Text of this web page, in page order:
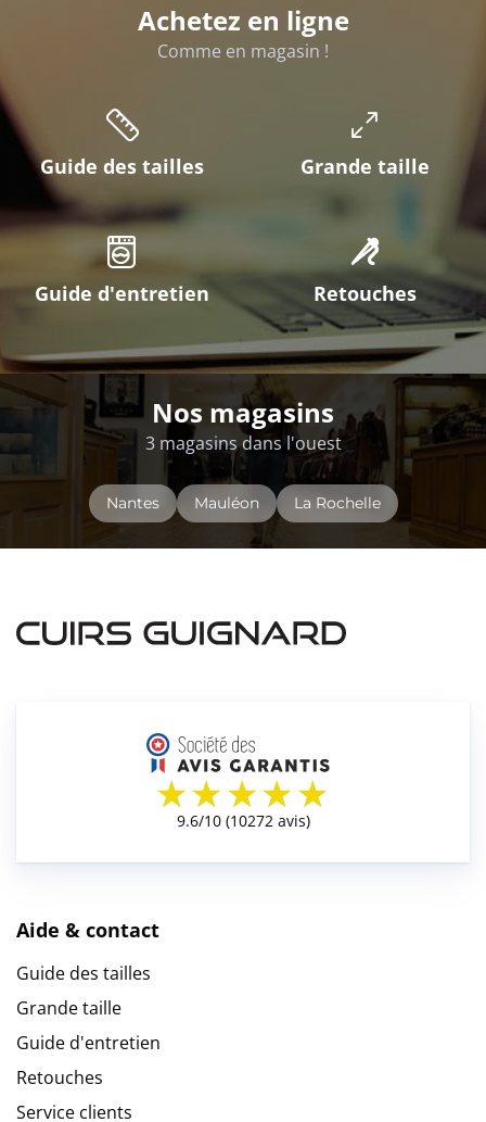
Achetez en ligne
Comme en magasin !
Guide des tailles Grande taille
Guide d'entretien Retouches
Nos magasins
3 magasins dans l'ouest
Nantes Mauléon La Rochelle
Aide & contact
Guide des tailles
Grande taille
Guide d'entretien
Retouches
Service clients